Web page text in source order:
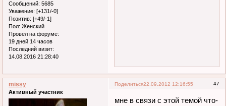
Сообщений: 5685
Уважение: [+131/-0]
Позитив: [+49/-1]
Пол: Женский
Провел на форуме:
19 дней 14 часов
Последний визит:
14.08.2016 21:28:40
Поделиться 47
22.09.2012 12:16:55
missy
Активный участник
мне в связи с этой темой что-